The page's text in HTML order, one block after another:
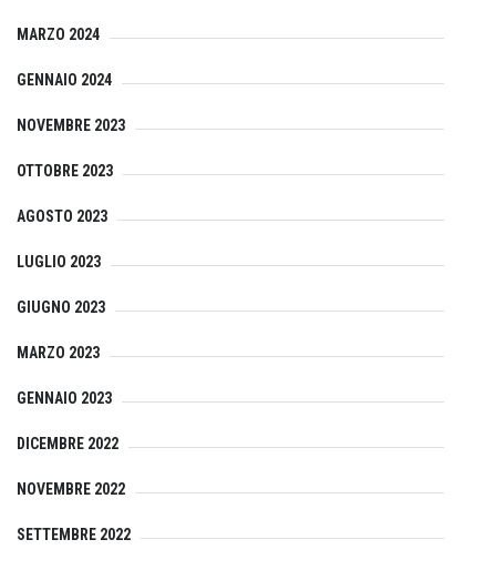
MARZO 2024
GENNAIO 2024
NOVEMBRE 2023
OTTOBRE 2023
AGOSTO 2023
LUGLIO 2023
GIUGNO 2023
MARZO 2023
GENNAIO 2023
DICEMBRE 2022
NOVEMBRE 2022
SETTEMBRE 2022